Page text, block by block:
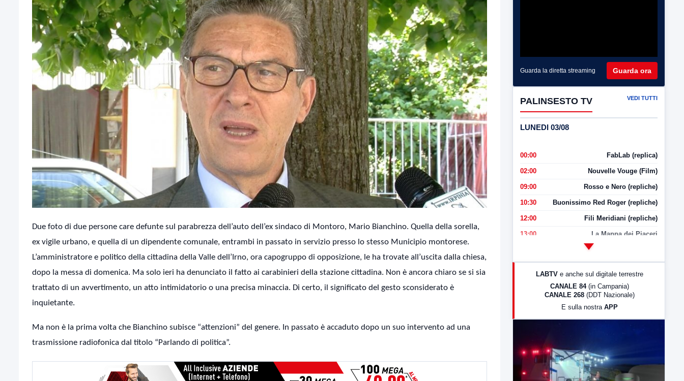
Due foto di due persone care defunte sul parabrezza dell’auto dell’ex sindaco di Montoro, Mario Bianchino. Quella della sorella,
ex vigile urbano, e quella di un dipendente comunale, entrambi in passato in servizio presso lo stesso Municipio montorese.
L’amministratore e politico della cittadina della Valle dell’Irno, ora capogruppo di opposizione, le ha trovate all’uscita dalla chiesa,
dopo la messa di domenica. Ma solo ieri ha denunciato il fatto ai carabinieri della stazione cittadina. Non è ancora chiaro se si sia
trattato di un avvertimento, un atto intimidatorio o una precisa minaccia. Di certo, il significato del gesto sconsiderato è
inquietante.
Ma non è la prima volta che Bianchino subisce “attenzioni” del genere. In passato è accaduto dopo un suo intervento ad una
trasmissione radiofonica dal titolo “Parlando di politica”.
Guarda la diretta streaming Guarda ora
PALINSESTO TV VEDI TUTTI
LUNEDI 03/08
00:00 FabLab (replica)
02:00 Nouvelle Vouge (Film)
09:00 Rosso e Nero (repliche)
10:30 Buonissimo Red Roger (repliche)
12:00 Fili Meridiani (repliche)
13:00 La Mappa dei Piaceri
LabNews (Diretta)
LABTV e anche sul digitale terrestre
CANALE 84 (in Campania)
CANALE 268 (DDT Nazionale)
E sulla nostra APP